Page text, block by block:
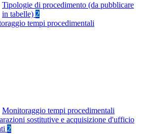
Tipologie di procedimento (da pubblicare
in tabelle) 2
tempi procedimentali
Monitoraggio tempi procedimentali
sostitutive e acquisizione d'ufficio
2